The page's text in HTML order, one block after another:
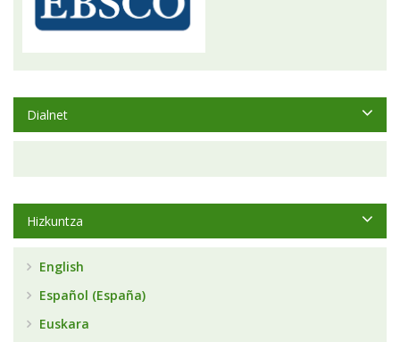
Dialnet
Hizkuntza
English
Español (España)
Euskara